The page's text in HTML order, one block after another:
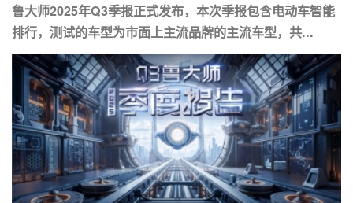
鲁大师2025年Q3季报正式发布，本次季报包含电动车智能
排行，测试的车型为市面上主流品牌的主流车型，共...